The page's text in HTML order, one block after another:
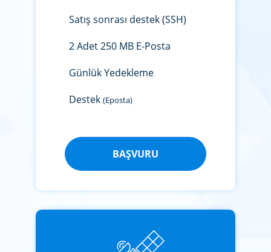
Satış sonrası destek (SSH)
2 Adet 250 MB E-Posta
Günlük Yedekleme
Destek (Eposta)
BAŞVURU